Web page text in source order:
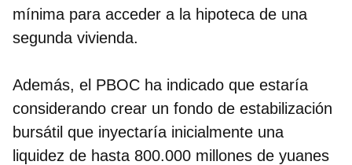
mínima para acceder a la hipoteca de una
segunda vivienda.
Además, el PBOC ha indicado que estaría
considerando crear un fondo de estabilización
bursátil que inyectaría inicialmente una
liquidez de hasta 800.000 millones de yuanes